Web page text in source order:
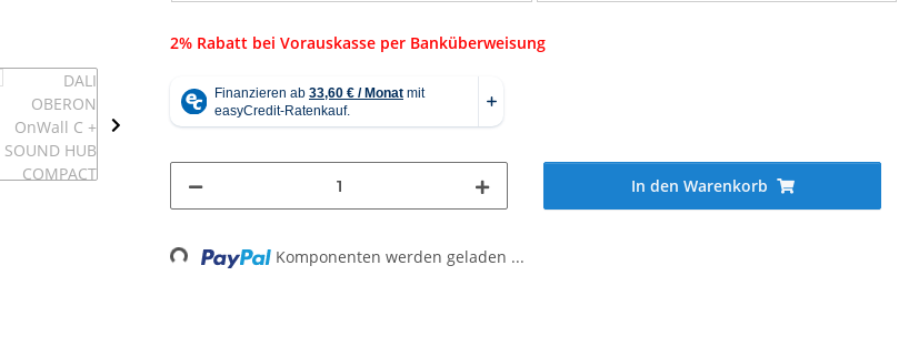
2% Rabatt bei Vorauskasse per Banküberweisung
In den Warenkorb
Loading... Komponenten werden geladen ...